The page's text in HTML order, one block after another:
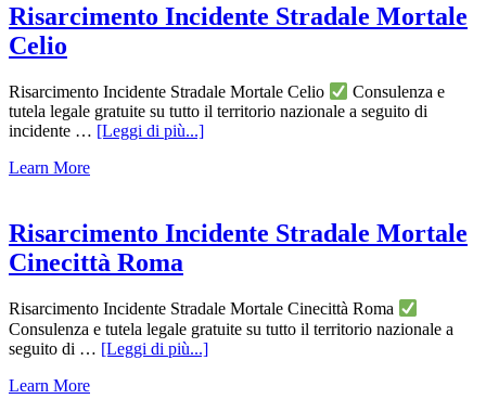
Porziano
Risarcimento Incidente Stradale Mortale
Celio
Risarcimento Incidente Stradale Mortale Celio
Consulenza e
tutela legale gratuite su tutto il territorio nazionale a seguito di
incidente … [Leggi di più...]infoRisarcimento
Learn More
Risarcimento Incidente Stradale Mortale
Cinecittà Roma
Risarcimento Incidente Stradale Mortale Cinecittà Roma
Consulenza e tutela legale gratuite su tutto il territorio nazionale a
seguito di … [Leggi di più...]infoRisarcimento
Learn More